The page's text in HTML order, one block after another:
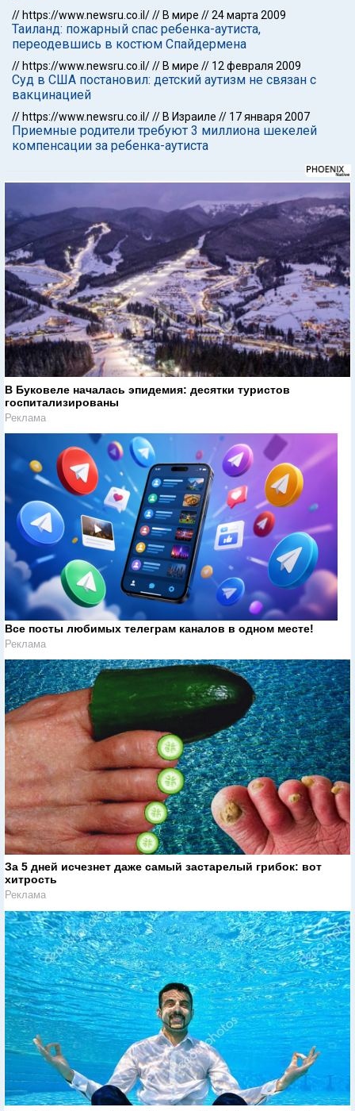
// https://www.newsru.co.il/// В мире //24 марта 2009
Таиланд: пожарный спас ребенка-аутиста,
переодевшись в костюм Спайдермена
// https://www.newsru.co.il/// В мире // 12 февраля 2009
Суд в США постановил: детский аутизм не связан с
вакцинацией
// https://www.newsru.co.il/// В Израиле // 17 января 2007
Приемные родители требуют 3 миллиона шекелей
компенсации за ребенка-аутиста
В Буковеле началась эпидемия: десятки туристов
госпитализированы
Реклама
Все посты любимых телеграм каналов в одном месте!
Реклама
За 5 дней исчезнет даже самый застарелый грибок: вот
хитрость
Реклама